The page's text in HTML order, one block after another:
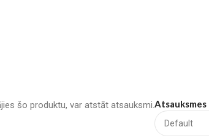
Atsauksmes
šo produktu, var atstāt atsauksmi.